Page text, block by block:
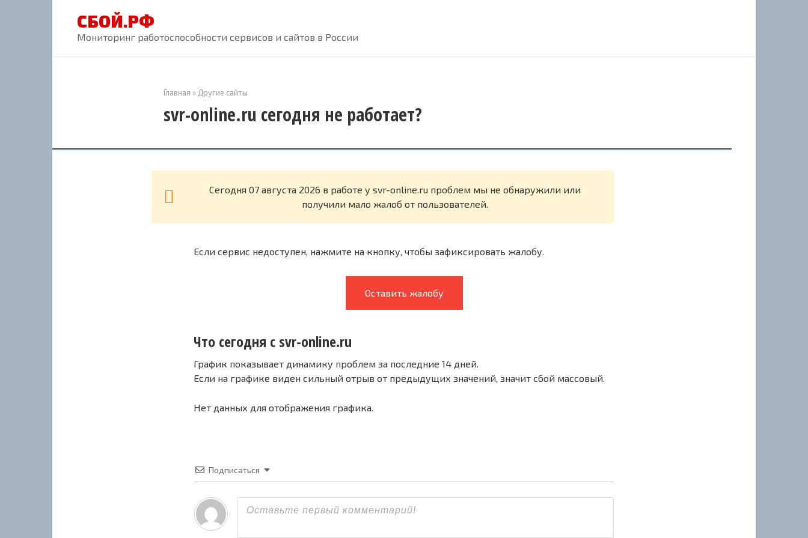
СБОЙ.РФ
Мониторинг работоспособности сервисов и сайтов в России
Главная » Другие сайты
svr-online.ru сегодня не работает?
Cегодня 07 августа 2026 в работе у svr-online.ru проблем мы не обнаружили или
получили мало жалоб от пользователей.
Если сервис недоступен, нажмите на кнопку, чтобы зафиксировать жалобу.
Оставить жалобу
Что сегодня с svr-online.ru
График показывает динамику проблем за последние 14 дней.
Если на графике виден сильный отрыв от предыдущих значений, значит сбой массовый.
Нет данных для отображения графика.
Подписаться